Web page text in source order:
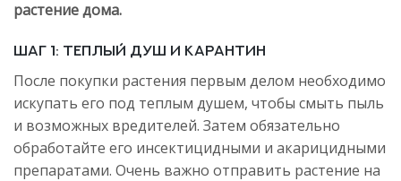
растение дома.
Шаг 1: Теплый душ и карантин
После покупки растения первым делом необходимо
искупать его под теплым душем, чтобы смыть пыль
и возможных вредителей. Затем обязательно
обработайте его инсектицидными и акарицидными
препаратами. Очень важно отправить растение на